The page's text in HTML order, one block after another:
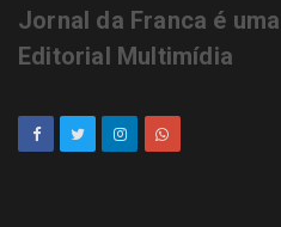
Jornal da Franca é
Editorial Multimídia